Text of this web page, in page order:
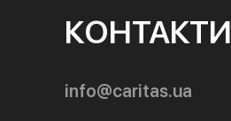
КОНТАКТИ
info@caritas.ua